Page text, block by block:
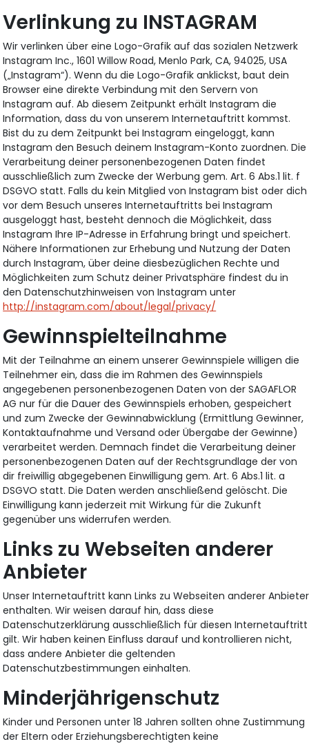
Verlinkung zu INSTAGRAM
Wir verlinken über eine Logo-Grafik auf das sozialen Netzwerk
Instagram Inc., 1601 Willow Road, Menlo Park, CA, 94025, USA
(„Instagram“). Wenn du die Logo-Grafik anklickst, baut dein
Browser eine direkte Verbindung mit den Servern von
Instagram auf. Ab diesem Zeitpunkt erhält Instagram die
Information, dass du von unserem Internetauftritt kommst.
Bist du zu dem Zeitpunkt bei Instagram eingeloggt, kann
Instagram den Besuch deinem Instagram-Konto zuordnen. Die
Verarbeitung deiner personenbezogenen Daten findet
ausschließlich zum Zwecke der Werbung gem. Art. 6 Abs.1 lit. f
DSGVO statt. Falls du kein Mitglied von Instagram bist oder dich
vor dem Besuch unseres Internetauftritts bei Instagram
ausgeloggt hast, besteht dennoch die Möglichkeit, dass
Instagram Ihre IP-Adresse in Erfahrung bringt und speichert.
Nähere Informationen zur Erhebung und Nutzung der Daten
durch Instagram, über deine diesbezüglichen Rechte und
Möglichkeiten zum Schutz deiner Privatsphäre findest du in
den Datenschutzhinweisen von Instagram unter
http://instagram.com/about/legal/privacy/
Gewinnspielteilnahme
Mit der Teilnahme an einem unserer Gewinnspiele willigen die
Teilnehmer ein, dass die im Rahmen des Gewinnspiels
angegebenen personenbezogenen Daten von der SAGAFLOR
AG nur für die Dauer des Gewinnspiels erhoben, gespeichert
und zum Zwecke der Gewinnabwicklung (Ermittlung Gewinner,
Kontaktaufnahme und Versand oder Übergabe der Gewinne)
verarbeitet werden. Demnach findet die Verarbeitung deiner
personenbezogenen Daten auf der Rechtsgrundlage der von
dir freiwillig abgegebenen Einwilligung gem. Art. 6 Abs.1 lit. a
DSGVO statt. Die Daten werden anschließend gelöscht. Die
Einwilligung kann jederzeit mit Wirkung für die Zukunft
gegenüber uns widerrufen werden.
Links zu Webseiten anderer
Anbieter
Unser Internetauftritt kann Links zu Webseiten anderer Anbieter
enthalten. Wir weisen darauf hin, dass diese
Datenschutzerklärung ausschließlich für diesen Internetauftritt
gilt. Wir haben keinen Einfluss darauf und kontrollieren nicht,
dass andere Anbieter die geltenden
Datenschutzbestimmungen einhalten.
Minderjährigenschutz
Kinder und Personen unter 18 Jahren sollten ohne Zustimmung
der Eltern oder Erziehungsberechtigten keine